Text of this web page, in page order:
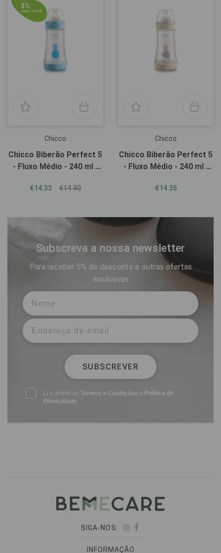
3%
sobre P.V.P.R
Chicco
Chicco Biberão Perfect 5
- Fluxo Médio - 240 ml -
€14.33 €14.90
Chicco
Chicco Biberão Perfect 5
- Fluxo Médio - 240 ml -
€14.35
Subscreva a nossa newsletter
Para receber 5% de desconto e outras ofertas
exclusivas
SUBSCREVER
Li e aceito osTermos e Condições e Política de
Privacidade
SIGA-NOS:
INFORMAÇÃO